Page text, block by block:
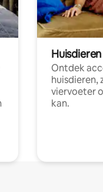
Ontdek
huisdieren,
viervoeter
kan.